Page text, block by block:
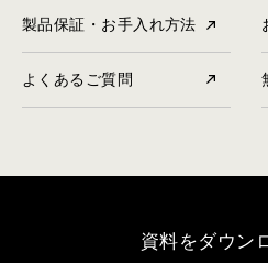
製品保証・お手入れ方法
よくあるご質問
資料をダウン